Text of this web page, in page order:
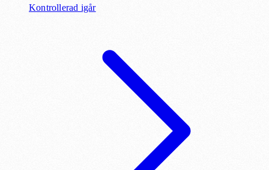
Kontrollerad igår